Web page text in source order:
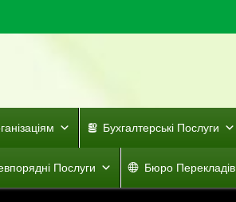
Бухгалтерські Послуги
Послуги Бюро Перекладів